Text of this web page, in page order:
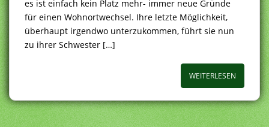
es ist einfach kein Platz mehr- immer neue Gründe
für einen Wohnortwechsel. Ihre letzte Möglichkeit,
überhaupt irgendwo unterzukommen, führt sie nun
zu ihrer Schwester […]
WEITERLESEN